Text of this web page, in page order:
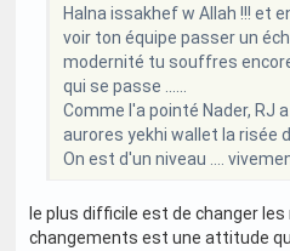
Halna issakhef w Allah !!! et
voir ton équipe passer un
modernité tu souffres
qui se passe ......
Comme l'a pointé Nader, RJ
aurores yekhi wallet la risée
On est d'un niveau ....
le plus difficile est de changer
changements est une attitude